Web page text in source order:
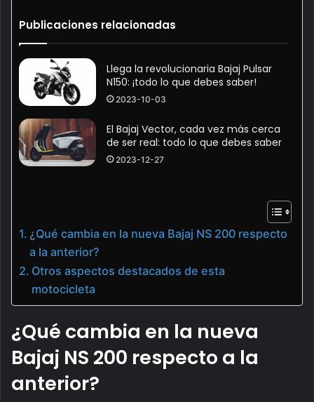
Publicaciones relacionadas
Llega la revolucionaria Bajaj Pulsar
N150: ¡todo lo que debes saber!
2023-10-03
El Bajaj Vector, cada vez más cerca
de ser real: todo lo que debes saber
2023-12-27
¿Qué cambia en la nueva Bajaj NS 200 respecto
a la anterior?
Otros aspectos destacados de esta
motocicleta
¿Qué cambia en la nueva
Bajaj NS 200 respecto a la
anterior?